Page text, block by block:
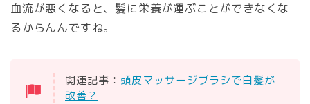
血流が悪くなると、髪に栄養が運ぶことができなくな
るからんんですね。
関連記事： 頭皮マッサージブラシで白髪が
改善？